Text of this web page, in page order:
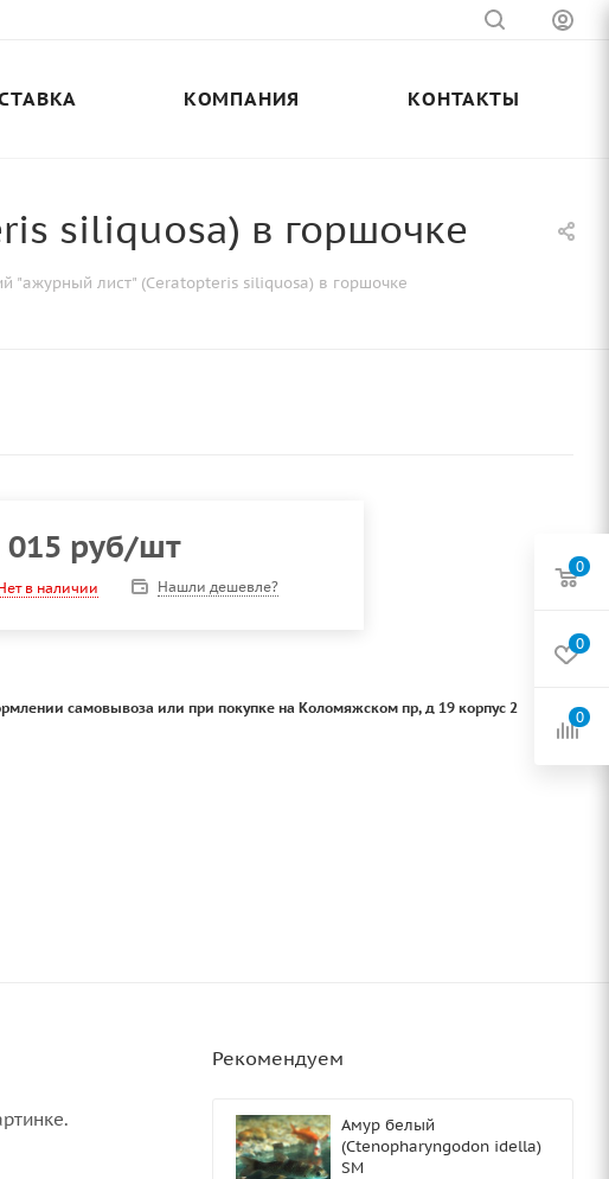
КОМПАНИЯ КОНТАКТЫ
siliquosa) в горшочке
"ажурный лист" (Ceratopteris siliquosa) в горшочке
015 руб/шт
в наличии Нашли дешевле?
самовывоза или при покупке на Коломяжском пр, д 19 корпус 2
Рекомендуем
Амур белый
(Ctenopharyngodon idella)
SМ
0
0
0